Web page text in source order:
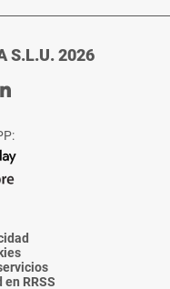
S.L.U. 2026
Ir
de
La
Voz
RRSS